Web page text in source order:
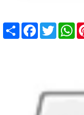
ShareFacebook
Twitter